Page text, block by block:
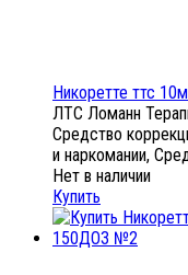
Никоретте ттс
ЛТС Ломанн
Средство
и наркомании,
Нет в наличии
Купить